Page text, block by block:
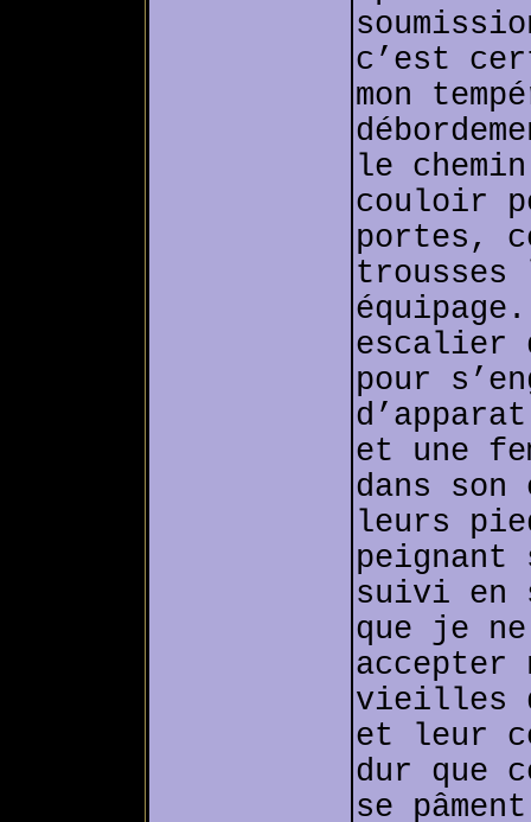
c’est
mon
le
couloir
portes,
escalier
pour
et une
dans
leurs
suivi en
que je
accepter
vieilles
et leur
dur que
se